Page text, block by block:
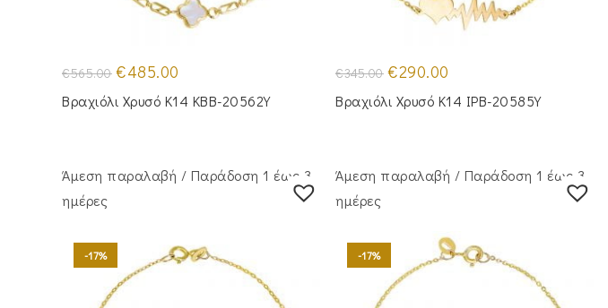
€565.00 Original
price
was:
€565.00.
€485.00
τιμή
είναι:
Βραχιόλι Χρυσό Κ14 KBB-20562Y
€345.00 Original
price
was:
€345.00.
€290.00
τιμή
είναι:
Βραχιόλι Χρυσό Κ14 IPB-20585Y
Άμεση παραλαβή / Παράδoση 1 έως 3
ημέρες
-17%
Άμεση παραλαβή / Παράδoση 1 έως 3
ημέρες
-17%